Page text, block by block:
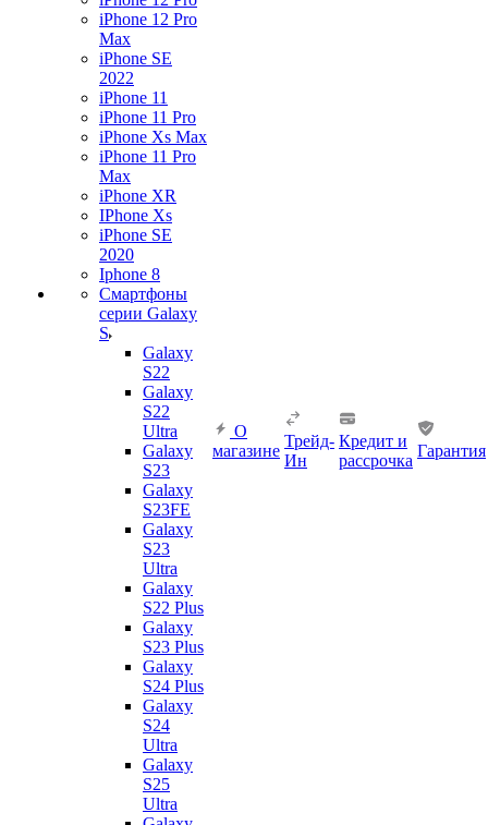
iPhone 12 Pro
Max
iPhone SE
2022
iPhone 11
iPhone 11 Pro
iPhone Xs Max
iPhone 11 Pro
Max
iPhone XR
IPhone Xs
iPhone SE
2020
Iphone 8
Смартфоны
серии Galaxy
S
Galaxy
S22
Galaxy
S22
Ultra
Galaxy
S23
Galaxy
S23FE
Galaxy
S23
Ultra
Galaxy
S22 Plus
Galaxy
S23 Plus
Galaxy
S24 Plus
Galaxy
S24
Ultra
Galaxy
S25
Ultra
О
магазине
Трейд-
Ин
Кредит и
рассрочка
Гарантия